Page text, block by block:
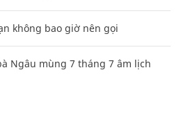
không bao giờ nên gọi
Ngâu mùng 7 tháng 7 âm lịch